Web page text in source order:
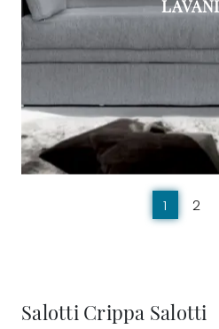
1 2
Salotti Crippa Salotti